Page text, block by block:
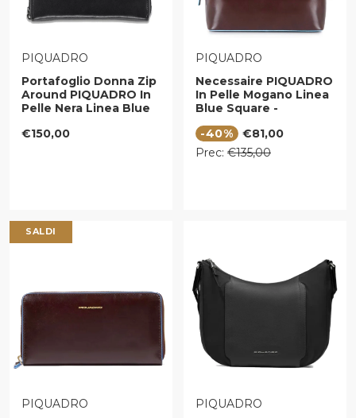
VENDITORE:
PIQUADRO
Portafoglio Donna Zip
Around PIQUADRO In
Pelle Nera Linea Blue
Prezzo regolare
€150,00
VENDITORE:
PIQUADRO
Necessaire PIQUADRO
In Pelle Mogano Linea
Blue Square -
-40%
Prezzo di vendita
€81,00
Prezzo regolare
Prec: €135,00
SALDI
VENDITORE:
PIQUADRO
VENDITORE:
PIQUADRO